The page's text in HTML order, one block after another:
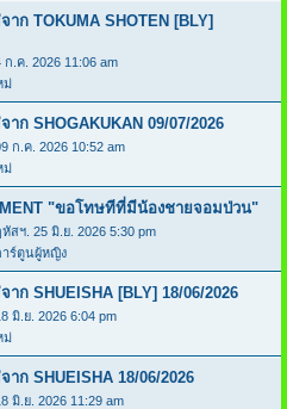
ก TOKUMA SHOTEN [BLY]
ก.ค. 2026 11:06 am
ม่
ก SHOGAKUKAN 09/07/2026
ก.ค. 2026 10:52 am
ม่
"ขอโทษทีที่มีน้องชายจอมป่วน"
สฯ. 25 มิ.ย. 2026 5:30 pm
าร์ตูนผู้หญิง
ก SHUEISHA [BLY] 18/06/2026
มิ.ย. 2026 6:04 pm
ม่
ก SHUEISHA 18/06/2026
มิ.ย. 2026 11:29 am